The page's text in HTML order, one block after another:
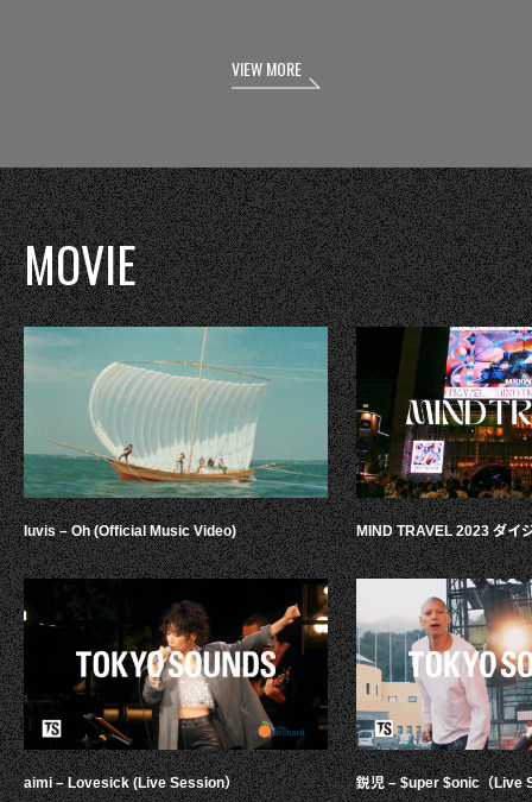
VIEW MORE
MOVIE
luvis – Oh (Official Music Video)
aimi – Lovesick (Live Session）
MIND TRAVEL 2023 ダイ
鋭児 – $uper $onic（Live